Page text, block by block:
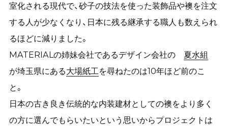
室化される現代で、砂子の技法を使った装飾品や襖を注文
する人が少なくなり、日本に残る継承する職人も数えられ
るほどに減りました。
MATERIALの姉妹会社であるデザイン会社の 夏水組
が埼玉県にある大場紙工を尋ねたのは10年ほど前のこ
と。
日本の古き良き伝統的な内装建材としての襖をより多く
の方に選んでもらいたいという思いからプロジェクトは